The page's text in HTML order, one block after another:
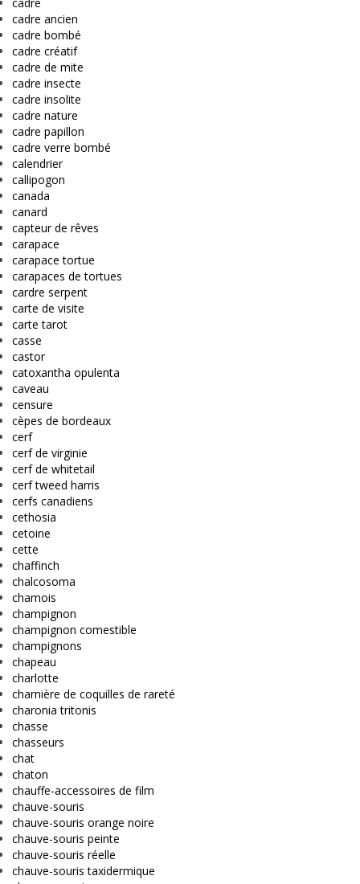
cadre ancien
cadre bombé
cadre créatif
cadre de mite
cadre insecte
cadre insolite
cadre nature
cadre papillon
cadre verre bombé
calendrier
callipogon
canada
canard
capteur de rêves
carapace
carapace tortue
carapaces de tortues
cardre serpent
carte de visite
carte tarot
casse
castor
catoxantha opulenta
caveau
censure
cèpes de bordeaux
cerf
cerf de virginie
cerf de whitetail
cerf tweed harris
cerfs canadiens
cethosia
cetoine
cette
chaffinch
chalcosoma
chamois
champignon
champignon comestible
champignons
chapeau
charlotte
charnière de coquilles de rareté
charonia tritonis
chasse
chasseurs
chat
chaton
chauffe-accessoires de film
chauve-souris
chauve-souris orange noire
chauve-souris peinte
chauve-souris réelle
chauve-souris taxidermique